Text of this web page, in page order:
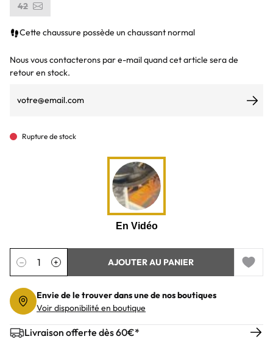
42
Cette chaussure possède un chaussant normal
Nous vous contacterons par e-mail quand cet article sera de
retour en stock.
Rupture de stock
Quantité
− + AJOUTER AU PANIER
Add to
Envie de le trouver dans une de nos boutiques
Voir disponibilité en boutique
Livraison offerte dès 60€*